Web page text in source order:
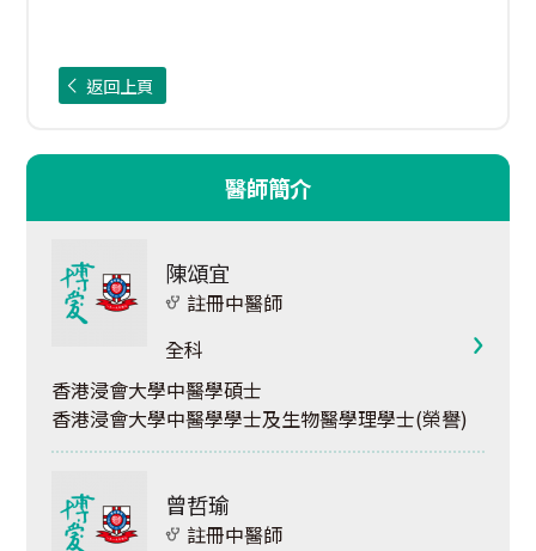
返回上頁
醫師簡介
陳頌宜
註冊中醫師
全科
香港浸會大學中醫學碩士
香港浸會大學中醫學學士及生物醫學理學士(榮譽)
曾哲瑜
註冊中醫師